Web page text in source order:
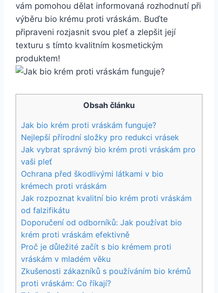
vám pomohou​ dělat informovaná rozhodnutí ‍při
výběru bio krému⁤ proti vráskám. ⁢Buďte
připraveni rozjasnit svou pleť a zlepšit její
texturu⁤ s tímto kvalitním kosmetickým
produktem!
Obsah článku
Jak bio krém proti vráskám funguje?
Nejlepší přírodní složky pro redukci vrásek
Jak vybrat správný bio krém proti vráskám pro
vaši pleť
Ochrana před škodlivými látkami v bio
krémech proti vráskám
Jak rozpoznat kvalitní bio krém proti vráskám
od falzifikátu
Doporučení od odborníků: Jak používat bio
krém proti vráskám efektivně
Proč je důležité začít s bio krémem proti
vráskám‍ v mladém věku
Zkušenosti zákazníků ‍s používáním⁢ bio krémů
proti vráskám: Co⁤ říkají?